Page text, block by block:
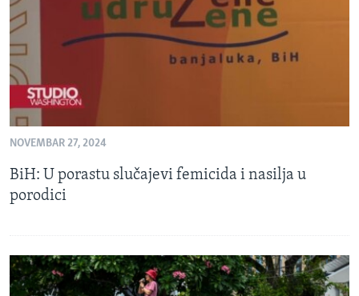
NOVEMBAR 27, 2024
BiH: U porastu slučajevi femicida i nasilja u
porodici